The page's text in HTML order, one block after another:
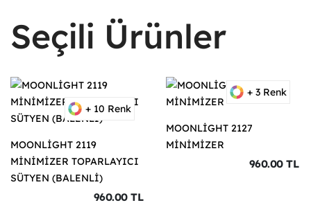
Seçili Ürünler
+ 10 Renk
MOONLİGHT 2119
MİNİMİZER TOPARLAYICI
SÜTYEN (BALENLİ)
960.00 TL
+ 3 Renk
MOONLİGHT 2127
MİNİMİZER
960.00 TL